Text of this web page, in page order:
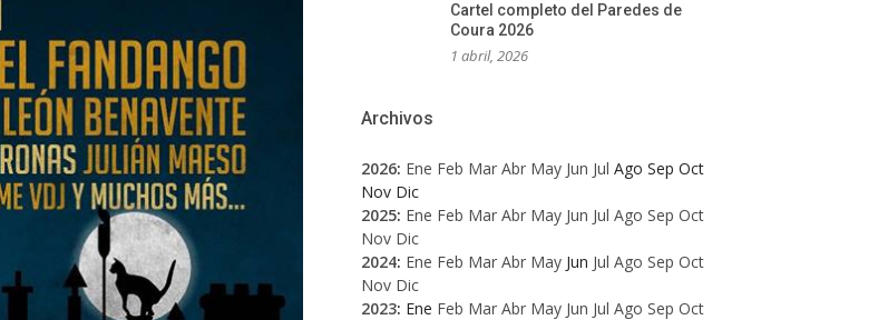
Cartel completo del Paredes de
Coura 2026
1 abril, 2026
Archivos
2026: Ene Feb Mar Abr May Jun Jul Ago Sep Oct
Nov Dic
2025: Ene Feb Mar Abr May Jun Jul Ago Sep Oct
Nov Dic
2024: Ene Feb Mar Abr May Jun Jul Ago Sep Oct
Nov Dic
2023: Ene Feb Mar Abr May Jun Jul Ago Sep Oct